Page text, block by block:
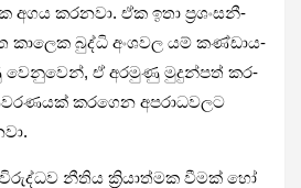
අගය කර­නවා. ඒක ඉතා ප්‍රශං­ස­නී­
කාලෙක බුද්ධි අංශ­වල යම් කණ්ඩා­ය­
වෙනු­වෙන්, ඒ අර­මුණු මුදු­න්පත් කර­
කර­ගෙන අප­රා­ධ­ව­ලට
නීතිය ක්‍රියා­ත්මක වීමක් හෝ